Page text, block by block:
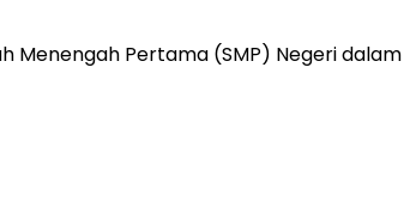
Menengah Pertama (SMP) Negeri dalam